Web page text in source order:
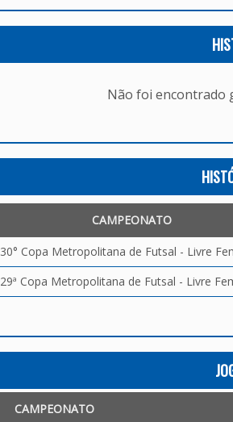
Não foi encontrado
CAMPEONATO
30° Copa Metropolitana de Futsal - Livre
29ª Copa Metropolitana de Futsal - Livre
CAMPEONATO